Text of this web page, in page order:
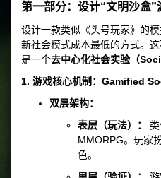
第一部分：设计“文明沙盒
设计一款类似《头号玩家》的
新社会模式成本最低的方式。
是一个去中心化社会实验（
1. 游戏核心机制：Gamified
双层架构：
表层（玩法）：
MMORPG。玩家
色。